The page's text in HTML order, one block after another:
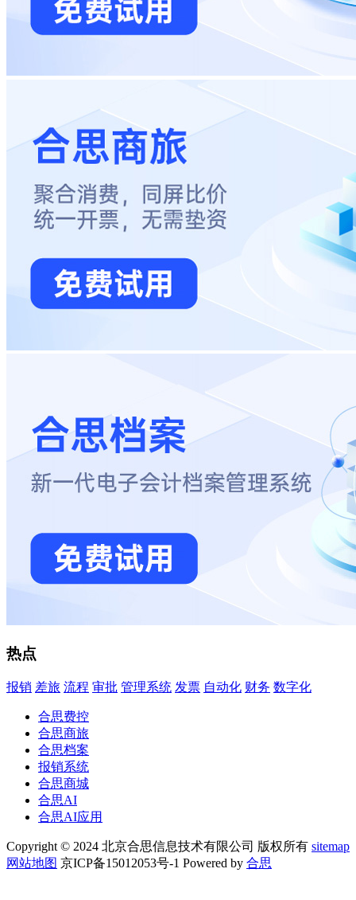
热点
报销 差旅 流程 审批 管理系统 发票 自动化 财务 数字化
合思费控
合思商旅
合思档案
报销系统
合思商城
合思AI
合思AI应用
Copyright © 2024 北京合思信息技术有限公司 版权所有 sitemap
网站地图 京ICP备15012053号-1 Powered by 合思